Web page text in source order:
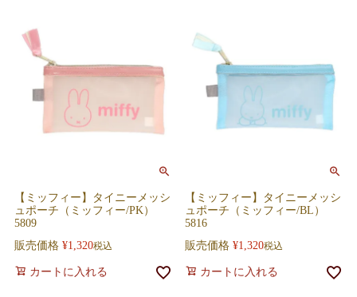
【ミッフィー】タイニーメッシ
ュポーチ（ミッフィー/PK）
5809
販売価格 ¥1,320税込
カートに入れる
【ミッフィー】タイニーメッシ
ュポーチ（ミッフィー/BL）
5816
販売価格 ¥1,320税込
カートに入れる